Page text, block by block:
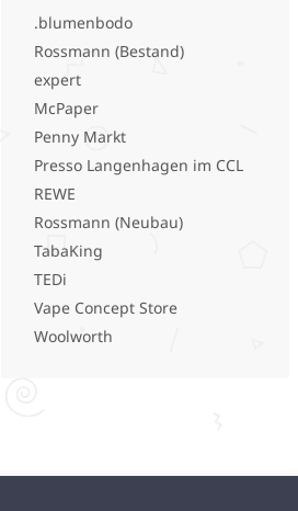
.blumenbodo
Rossmann (Bestand)
expert
McPaper
Penny Markt
Presso Langenhagen im CCL
REWE
Rossmann (Neubau)
TabaKing
TEDi
Vape Concept Store
Woolworth